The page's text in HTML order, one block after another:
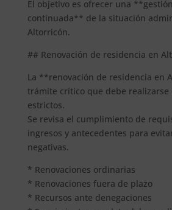
El objetivo es ofrecer una
continuada** de la situación
Altorricón.
## Renovación de residencia en
La **renovación de residencia en
trámite crítico que debe realizarse
estrictos.
Se revisa el cumplimiento de
ingresos y antecedentes para
negativas.
* Renovaciones ordinarias
* Renovaciones fuera de plazo
* Recursos ante denegaciones